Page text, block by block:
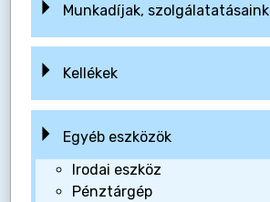
Munkadíjak, szolgálatatásaink
Kellékek
Egyéb eszközök
Irodai eszköz
Pénztárgép